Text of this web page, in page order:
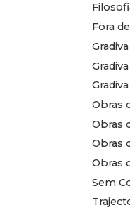
Fora
Obras
Obras
Obras
Obras
Sem